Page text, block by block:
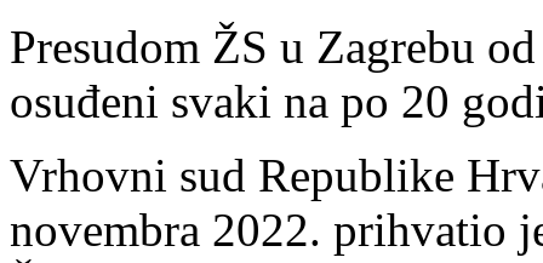
Presudom ŽS u Zagrebu
osuđeni svaki na po 20
Vrhovni sud Republike
novembra 2022. prihvatio